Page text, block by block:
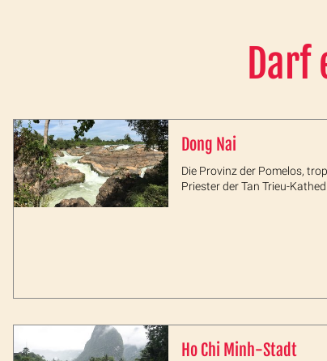
Dong Nai
Die Provinz der Pomelos,
Priester der Tan Trieu-
Ho Chi Minh-Stadt